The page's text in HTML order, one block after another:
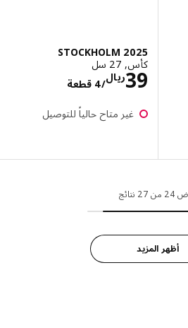
STOCKHOLM 2025
كأس, 27 سل
ريال39 /4 قطعة الاسعار ريال
غير متاح حالياً للتوصيل
أظهر المزيد